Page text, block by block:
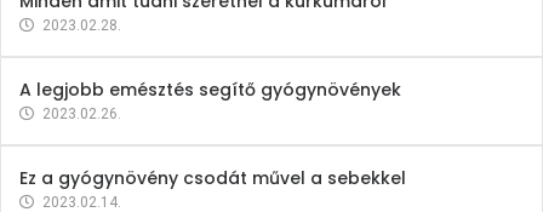
2023.02.28.
A legjobb emésztés segítő gyógynövények
2023.02.26.
Ez a gyógynövény csodát művel a sebekkel
2023.02.14.